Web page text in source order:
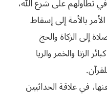
بالأمة إلى إسقاط
إلى الزكاة والحج
الزنا والخمر والربا
في علاقة الحداثيين